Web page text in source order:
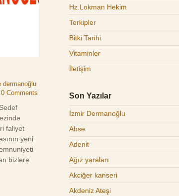
dermanoğlu
0 Comments
faliyet
yeni
bizlere
Hz.Lokman Hekim
Terkipler
Bitki Tarihi
Vitaminler
İletişim
Son Yazılar
İzmir Dermanoğlu
Abse
Adenit
Ağız yaraları
Akciğer kanseri
Akdeniz Ateşi